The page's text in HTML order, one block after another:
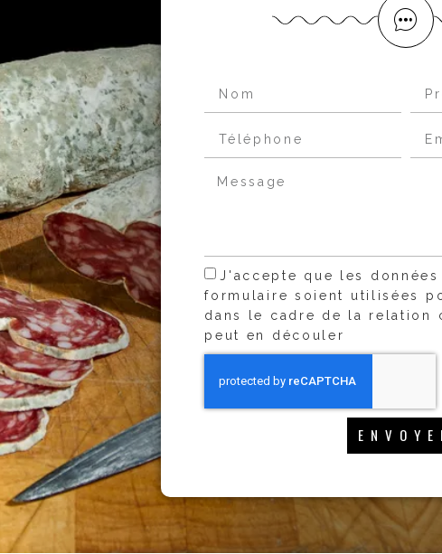
J'accepte que les données
formulaire soient utilisées
dans le cadre de la relation
peut en découler